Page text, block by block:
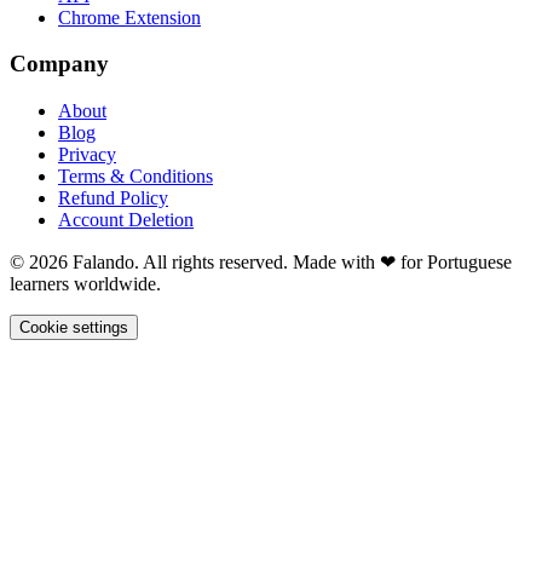
Chrome Extension
Company
About
Blog
Privacy
Terms & Conditions
Refund Policy
Account Deletion
© 2026 Falando. All rights reserved. Made with ❤ for Portuguese
learners worldwide.
Cookie settings